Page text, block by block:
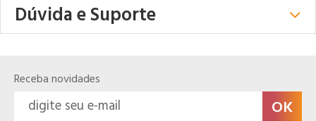
Dúvida e Suporte
Receba novidades